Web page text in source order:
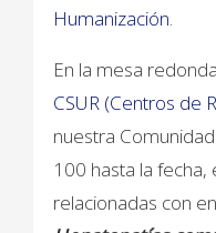
Humanización.
En la mesa
CSUR (Centros de
nuestra
100 hasta la fecha,
relacionadas con